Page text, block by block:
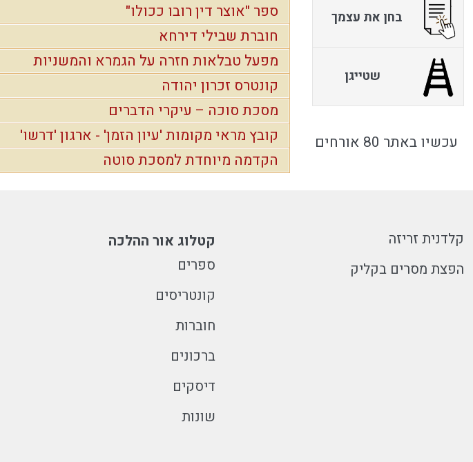
ספר "אוצר דין רובו ככולו"
חוברת שבילי דירחא
מפעל טבלאות חזרה על הגמרא והמשניות
קונטרס זכרון יהודה
מסכת סוכה – עיקרי הדברים
קובץ מראי מקומות 'עיון הזמן' - ארגון 'דרשו'
הקדמה מיוחדת למסכת סוטה
בחן את עצמך
שטייגן
עכשיו באתר 80 אורחים
קלדנית זריזה
הפצת מסרים בקליק
קטלוג אור ההלכה
ספרים
קונטריסים
חוברות
ברכונים
דיסקים
שונות